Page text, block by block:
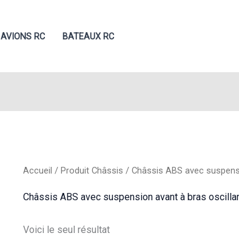
AVIONS RC BATEAUX RC
Accueil / Produit Châssis / Châssis ABS avec
Châssis ABS avec suspension avant à bras
Voici le seul résultat